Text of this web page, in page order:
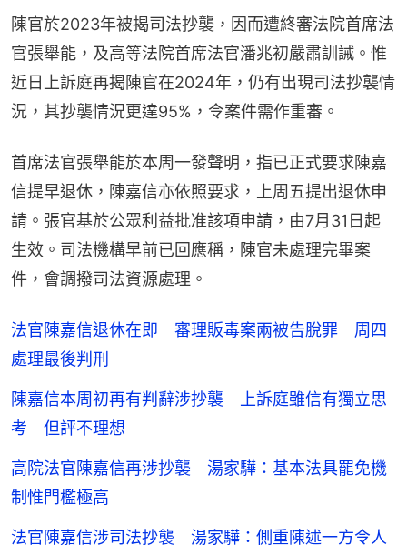
陳官於2023年被揭司法抄襲，因而遭終審法院首席法
官張舉能，及高等法院首席法官潘兆初嚴肅訓誡。惟
近日上訴庭再揭陳官在2024年，仍有出現司法抄襲情
況，其抄襲情況更達95%，令案件需作重審。
首席法官張舉能於本周一發聲明，指已正式要求陳嘉
信提早退休，陳嘉信亦依照要求，上周五提出退休申
請。張官基於公眾利益批准該項申請，由7月31日起
生效。司法機構早前已回應稱，陳官未處理完畢案
件，會調撥司法資源處理。
法官陳嘉信退休在即 審理販毒案兩被告脫罪 周四
處理最後判刑
陳嘉信本周初再有判辭涉抄襲 上訴庭雖信有獨立思
考 但評不理想
高院法官陳嘉信再涉抄襲 湯家驊：基本法具罷免機
制惟門檻極高
法官陳嘉信涉司法抄襲 湯家驊：側重陳述一方令人